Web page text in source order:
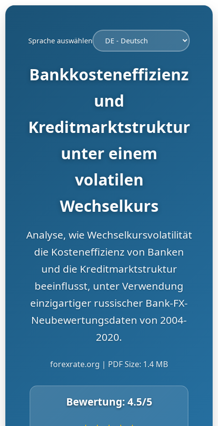
Sprache auswählen
Bankkosteneffizienz
und
Kreditmarktstruktur
unter einem
volatilen
Wechselkurs
Analyse, wie Wechselkursvolatilität
die Kosteneffizienz von Banken
und die Kreditmarktstruktur
beeinflusst, unter Verwendung
einzigartiger russischer Bank-FX-
Neubewertungsdaten von 2004-
2020.
forexrate.org | PDF Size: 1.4 MB
Bewertung: 4.5/5